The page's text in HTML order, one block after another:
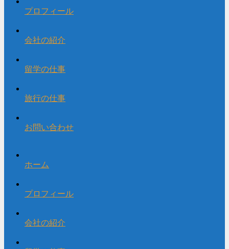
プロフィール
会社の紹介
留学の仕事
旅行の仕事
お問い合わせ
ホーム
プロフィール
会社の紹介